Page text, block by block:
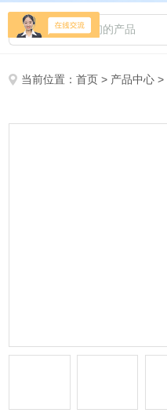
当前位置：首页 > 产品中心 >